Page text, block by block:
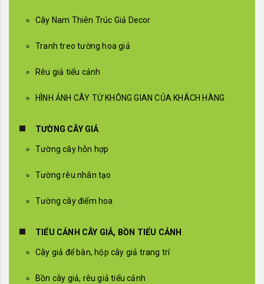
Cây Nam Thiên Trúc Giả Decor
Tranh treo tường hoa giả
Rêu giả tiểu cảnh
HÌNH ẢNH CÂY TỪ KHÔNG GIAN CỦA KHÁCH HÀNG
TƯỜNG CÂY GIẢ
Tường cây hỗn hợp
Tường rêu nhân tạo
Tường cây điểm hoa
TIỂU CẢNH CÂY GIẢ, BỒN TIỂU CẢNH
Cây giả để bàn, hộp cây giả trang trí
Bồn cây giả, rêu giả tiểu cảnh